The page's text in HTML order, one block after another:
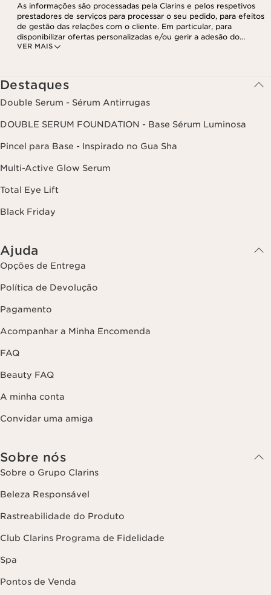
VER MAIS
As informações são processadas pela Clarins e pelos respetivos
prestadores de serviços para processar o seu pedido, para efeitos
de gestão das relações com o cliente. Em particular, para
disponibilizar ofertas personalizadas e/ou gerir a adesão do
utilizador ao nosso programa de fidelização e para criar o seu
as suas informações, assim como o direito de se opor e impedir o
respetivo processamento. Poderá exercer este direito,
contactando-nos. Para mais informações, consulte a nossa política
de privacidade, clicando aqui
Destaques
Double Serum - Sérum Antirrugas
DOUBLE SERUM FOUNDATION - Base Sérum Luminosa
Pincel para Base - Inspirado no Gua Sha
Multi-Active Glow Serum
Total Eye Lift
Black Friday
Ajuda
Opções de Entrega
Política de Devolução
Pagamento
Acompanhar a Minha Encomenda
FAQ
Beauty FAQ
A minha conta
Convidar uma amiga
Sobre nós
Sobre o Grupo Clarins
Beleza Responsável
Rastreabilidade do Produto
Club Clarins Programa de Fidelidade
Spa
Pontos de Venda